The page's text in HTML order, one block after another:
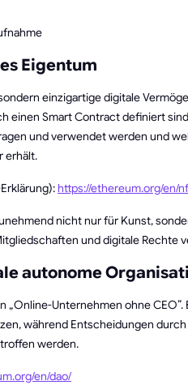
Eigentum
einzigartige digitale
einen Smart Contract definiert
und verwendet werden und
erhält.
https://ethereum.org/en/
nicht nur für Kunst,
und digitale Rechte
autonome
„Online-Unternehmen ohne CEO”.
während Entscheidungen durch
werden.
en/dao/